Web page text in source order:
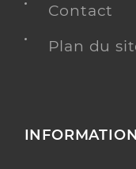
Contact
Plan du